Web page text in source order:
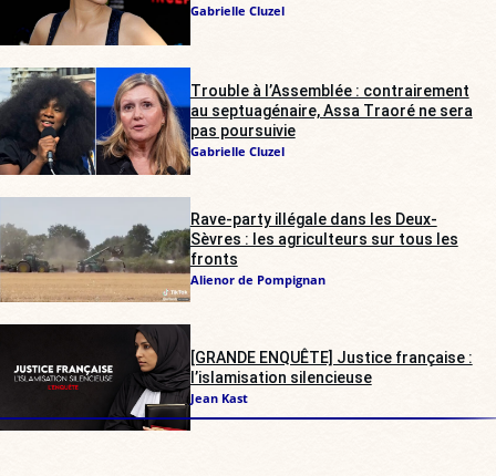
Gabrielle Cluzel
Trouble à l’Assemblée : contrairement
au septuagénaire, Assa Traoré ne sera
pas poursuivie
Gabrielle Cluzel
Rave-party illégale dans les Deux-
Sèvres : les agriculteurs sur tous les
fronts
Alienor de Pompignan
[GRANDE ENQUÊTE] Justice française :
l’islamisation silencieuse
Jean Kast